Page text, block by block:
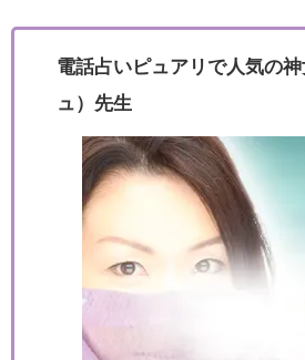
電話占いピュアリで人気の
ュ）先生